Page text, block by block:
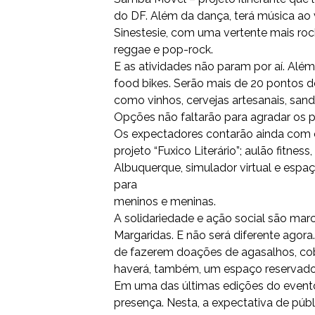
do DF. Além da dança, terá música
Sinestesie, com uma vertente mais
reggae e pop-rock.
E as atividades não param por aí.
food bikes. Serão mais de 20 pontos
como vinhos, cervejas artesanais,
Opções não faltarão para agradar os
Os expectadores contarão ainda
projeto “Fuxico Literário”; aulão
Albuquerque, simulador virtual e
para
meninos e meninas.
A solidariedade e ação social são
Margaridas. E não será diferente
de fazerem doações de agasalhos,
haverá, também, um espaço
Em uma das últimas edições do
presença. Nesta, a expectativa de